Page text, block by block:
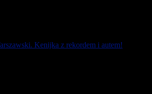
Kenijka z rekordem i autem!